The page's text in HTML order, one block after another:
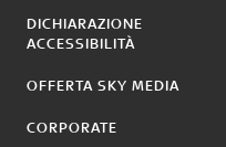
DICHIARAZIONE
ACCESSIBILITÀ
OFFERTA SKY MEDIA
CORPORATE